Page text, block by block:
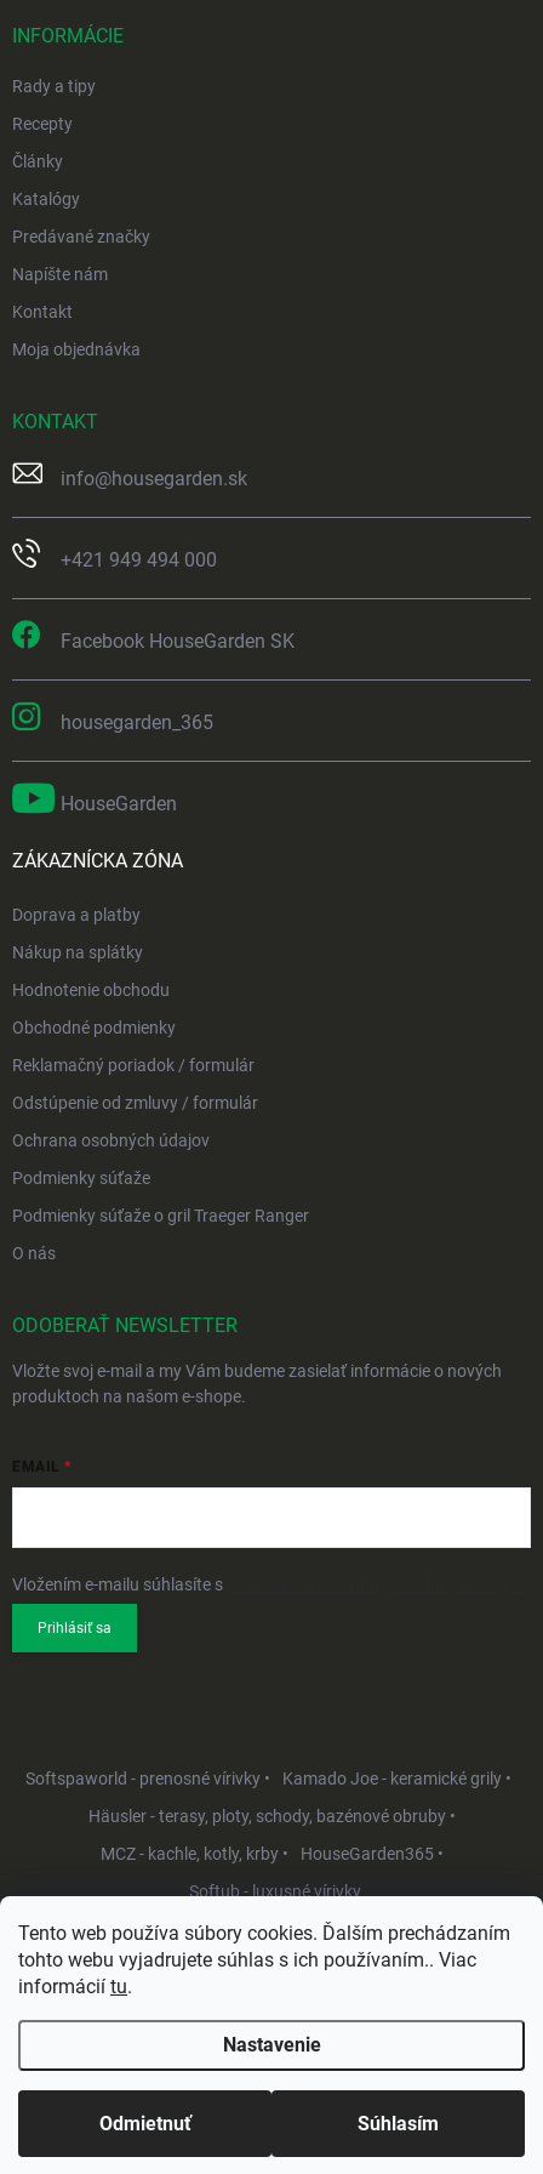
Tento web používa súbory cookies. Ďalším prechádzaním
tohto webu vyjadrujete súhlas s ich používaním.. Viac
informácií tu.
Nastavenie
Odmietnuť Súhlasím
INFORMÁCIE
Rady a tipy
Recepty
Články
Katalógy
Predávané značky
Napíšte nám
Kontakt
Moja objednávka
KONTAKT
info@housegarden.sk
+421 949 494 000
Facebook HouseGarden SK
housegarden_365
HouseGarden
ZÁKAZNÍCKA ZÓNA
Doprava a platby
Nákup na splátky
Hodnotenie obchodu
Obchodné podmienky
Reklamačný poriadok / formulár
Odstúpenie od zmluvy / formulár
Ochrana osobných údajov
Podmienky súťaže
Podmienky súťaže o gril Traeger Ranger
O nás
ODOBERAŤ NEWSLETTER
Vložte svoj e-mail a my Vám budeme zasielať informácie o nových
produktoch na našom e-shope.
EMAIL
Vložením e-mailu súhlasíte s
Prihlásiť sa
Softspaworld - prenosné vírivky •
Kamado Joe - keramické grily •
Häusler - terasy, ploty, schody, bazénové obruby •
MCZ - kachle, kotly, krby •
HouseGarden365 •
Softub - luxusné vírivky
Vytvoril Shoptet
Copyright 2026HouseGarden.sk. Všetky práva vyhradené.Upraviť